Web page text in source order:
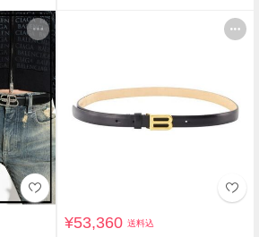
¥53,360送料込